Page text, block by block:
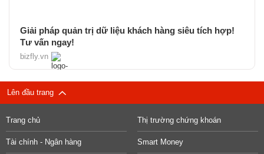
Giải pháp quản trị dữ liệu khách hàng siêu tích hợp!
Tư vấn ngay!
bizfly.vn
Lên đầu trang
Trang chủ Thị trường chứng khoán
Tài chính - Ngân hàng Smart Money